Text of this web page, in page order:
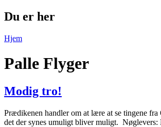
Du er her
Hjem
Palle Flyger
Modig tro!
Prædikenen handler om at lære at se tingene fra
det der synes umuligt bliver muligt. Nøglevers: